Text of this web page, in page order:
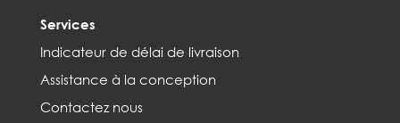
Services
Indicateur de délai de livraison
Assistance à la conception
Contactez nous